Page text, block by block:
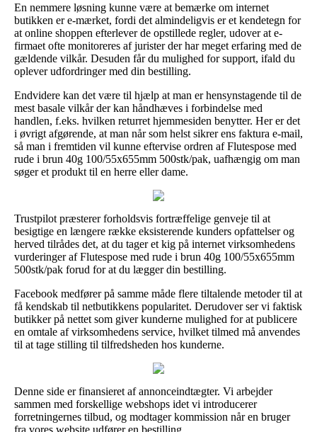
En nemmere løsning kunne være at bemærke om internet
butikken er e-mærket, fordi det almindeligvis er et kendetegn for
at online shoppen efterlever de opstillede regler, udover at e-
firmaet ofte monitoreres af jurister der har meget erfaring med de
gældende vilkår. Desuden får du mulighed for support, ifald du
oplever udfordringer med din bestilling.
Endvidere kan det være til hjælp at man er hensynstagende til de
mest basale vilkår der kan håndhæves i forbindelse med
handlen, f.eks. hvilken returret hjemmesiden benytter. Her er det
i øvrigt afgørende, at man når som helst sikrer ens faktura e-mail,
så man i fremtiden vil kunne eftervise ordren af Flutespose med
rude i brun 40g 100/55x655mm 500stk/pak, uafhængig om man
søger et produkt til en herre eller dame.
Trustpilot præsterer forholdsvis fortræffelige genveje til at
besigtige en længere række eksisterende kunders opfattelser og
herved tilrådes det, at du tager et kig på internet virksomhedens
vurderinger af Flutespose med rude i brun 40g 100/55x655mm
500stk/pak forud for at du lægger din bestilling.
Facebook medfører på samme måde flere tiltalende metoder til at
få kendskab til netbutikkens popularitet. Derudover ser vi faktisk
butikker på nettet som giver kunderne mulighed for at publicere
en omtale af virksomhedens service, hvilket tilmed må anvendes
til at tage stilling til tilfredsheden hos kunderne.
Denne side er finansieret af annonceindtægter. Vi arbejder
sammen med forskellige webshops idet vi introducerer
forretningernes tilbud, og modtager kommission når en bruger
fra vores website udfører en bestilling.